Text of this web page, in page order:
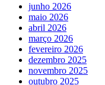
junho 2026
maio 2026
abril 2026
março 2026
fevereiro 2026
dezembro 2025
novembro 2025
outubro 2025